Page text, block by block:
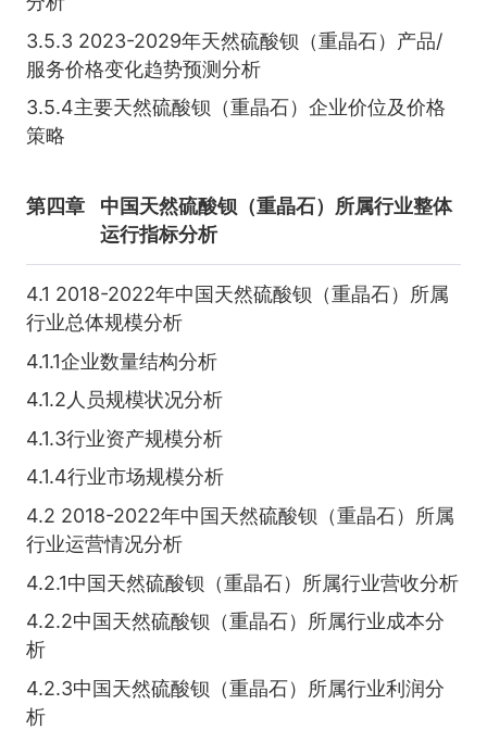
3.5.3 2023-2029年天然硫酸钡（重晶石）产品/
服务价格变化趋势预测分析
3.5.4主要天然硫酸钡（重晶石）企业价位及价格
策略
第四章
中国天然硫酸钡（重晶石）所属行业整体
运行指标分析
4.1 2018-2022年中国天然硫酸钡（重晶石）所属
行业总体规模分析
4.1.1企业数量结构分析
4.1.2人员规模状况分析
4.1.3行业资产规模分析
4.1.4行业市场规模分析
4.2 2018-2022年中国天然硫酸钡（重晶石）所属
行业运营情况分析
4.2.1中国天然硫酸钡（重晶石）所属行业营收分析
4.2.2中国天然硫酸钡（重晶石）所属行业成本分
析
4.2.3中国天然硫酸钡（重晶石）所属行业利润分
析